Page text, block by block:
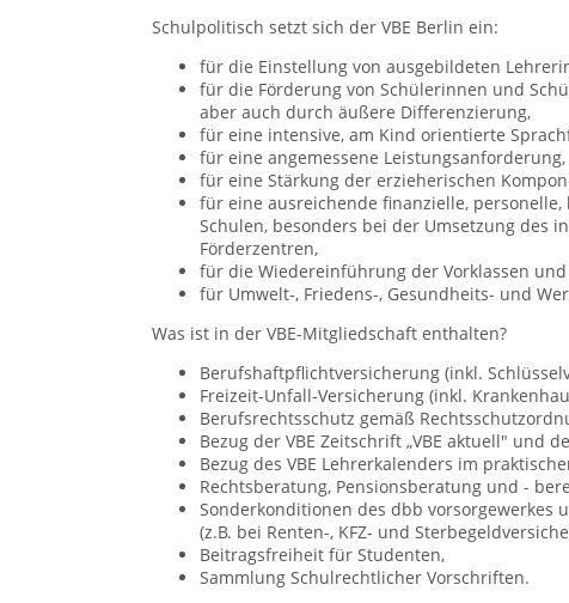
Schulpolitisch setzt sich der VBE Berlin ein:
für die Einstellung von ausgebildeten
für die Förderung von Schülerinnen und
aber auch durch äußere Differenzierung,
für eine intensive, am Kind orientierte
für eine angemessene Leistungsanforderung,
für eine Stärkung der erzieherischen
für eine ausreichende finanzielle,
Schulen, besonders bei der Umsetzung des
Förderzentren,
für die Wiedereinführung der Vorklassen
für Umwelt-, Friedens-, Gesundheits- und
Was ist in der VBE-Mitgliedschaft enthalten?
Berufshaftpflichtversicherung (inkl.
Freizeit-Unfall-Versicherung (inkl.
Berufsrechtsschutz gemäß
Bezug der VBE Zeitschrift „VBE aktuell" und
Bezug des VBE Lehrerkalenders im
Rechtsberatung, Pensionsberatung und -
Sonderkonditionen des dbb vorsorgewerkes
(z.B. bei Renten-, KFZ- und
Beitragsfreiheit für Studenten,
Sammlung Schulrechtlicher Vorschriften.